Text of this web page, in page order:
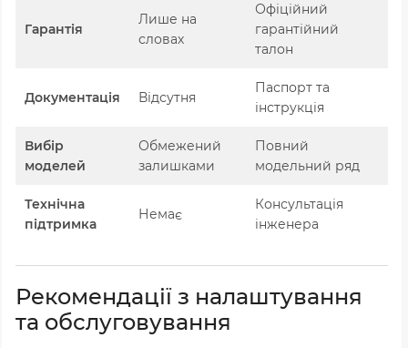
Гарантія
Лише на
словах
Офіційний
гарантійний
талон
Документація Відсутня
Паспорт та
інструкція
Вибір
моделей
Обмежений
залишками
Повний
модельний ряд
Технічна
підтримка
Немає
Консультація
інженера
Рекомендації з налаштування
та обслуговування